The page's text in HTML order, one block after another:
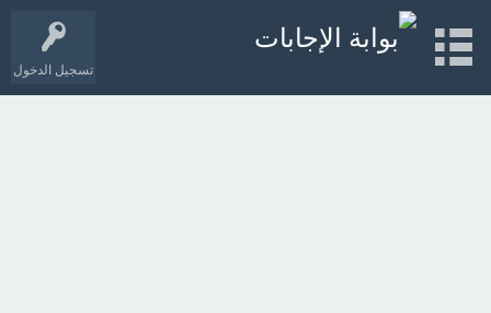
تسجيل الدخول